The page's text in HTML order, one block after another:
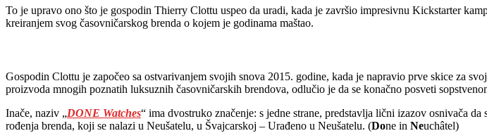
To je upravo ono što je gospodin Thierry Clottu uspeo da uradi, kada je završio impresivnu Kickstarter
kreiranjem svog časovničarskog brenda o kojem je godinama maštao.
Gospodin Clottu je započeo sa ostvarivanjem svojih snova 2015. godine, kada je napravio prve skice za
proizvoda mnogih poznatih luksuznih časovničarskih brendova, odlučio je da se konačno posveti
Inače, naziv „DONE Watches“ ima dvostruko značenje: s jedne strane, predstavlja lični izazov osnivača
rođenja brenda, koji se nalazi u Neušatelu, u Švajcarskoj – Urađeno u Neušatelu. (Done in Neuchâtel)